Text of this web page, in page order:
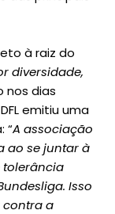
à raiz do
diversidade,
nos dias
emitiu uma
“A associação
ao se juntar à
tolerância
Isso
a